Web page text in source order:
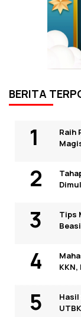
BERITA
Raih
Tips
KKN,